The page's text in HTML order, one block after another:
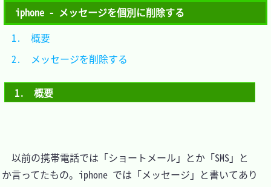
iphone - メッセージを個別に削除する
1.　概要
以前の携帯電話では「ショートメール」とか「SMS」と
か言ってたもの。iphone では「メッセージ」と書いてあり